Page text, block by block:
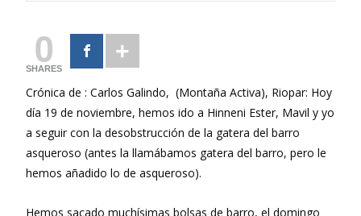
0
SHARES
Crónica de : Carlos Galindo, (Montaña Activa), Riopar: Hoy
día 19 de noviembre, hemos ido a Hinneni Ester, Mavil y yo
a seguir con la desobstrucción de la gatera del barro
asqueroso (antes la llamábamos gatera del barro, pero le
hemos añadido lo de asqueroso).
Hemos sacado muchísimas bolsas de barro, el domingo